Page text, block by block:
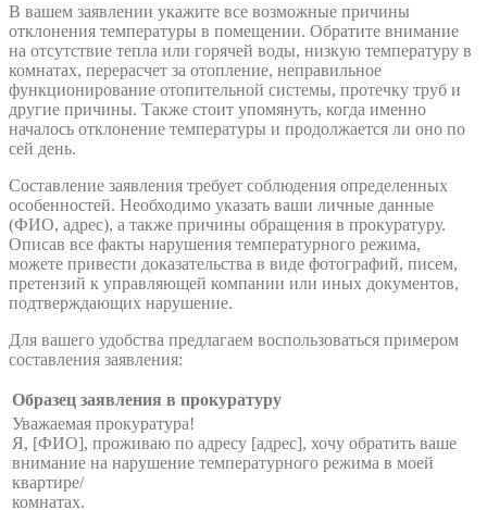
В вашем заявлении укажите все возможные причины
отклонения температуры в помещении. Обратите внимание
на отсутствие тепла или горячей воды, низкую температуру в
комнатах, перерасчет за отопление, неправильное
функционирование отопительной системы, протечку труб и
другие причины. Также стоит упомянуть, когда именно
началось отклонение температуры и продолжается ли оно по
сей день.
Составление заявления требует соблюдения определенных
особенностей. Необходимо указать ваши личные данные
(ФИО, адрес), а также причины обращения в прокуратуру.
Описав все факты нарушения температурного режима,
можете привести доказательства в виде фотографий, писем,
претензий к управляющей компании или иных документов,
подтверждающих нарушение.
Для вашего удобства предлагаем воспользоваться примером
составления заявления:
Образец заявления в прокуратуру
Уважаемая прокуратура!
Я, [ФИО], проживаю по адресу [адрес], хочу обратить ваше
внимание на нарушение температурного режима в моей
квартире/
комнатах.